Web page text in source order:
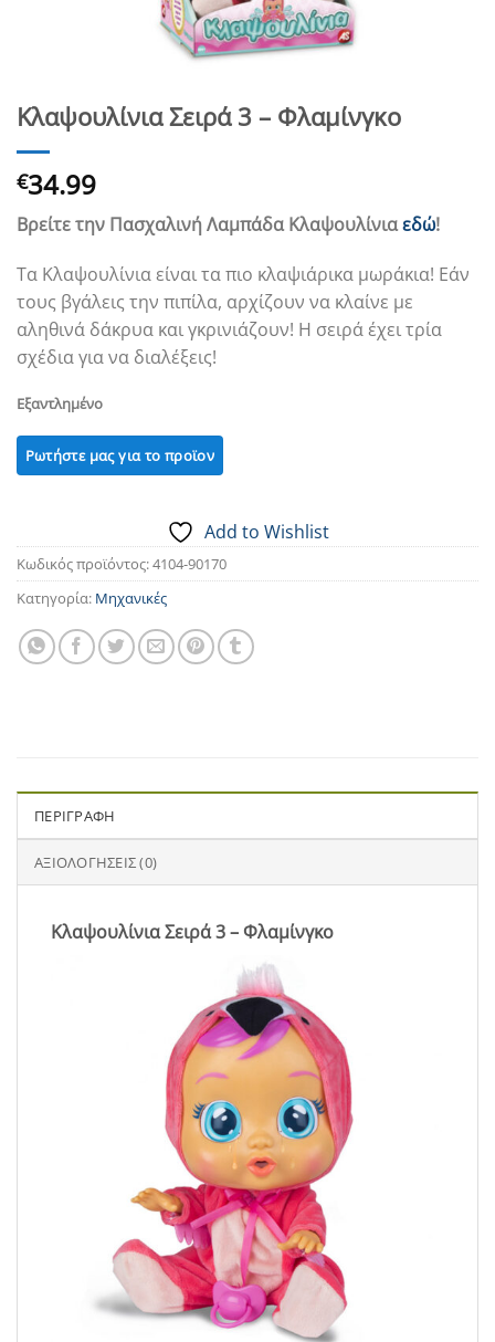
Κλαψουλίνια Σειρά 3 – Φλαμίνγκο
€34.99
Βρείτε την Πασχαλινή Λαμπάδα Κλαψουλίνιαεδώ!
Τα Κλαψουλίνια είναι τα πιο κλαψιάρικα μωράκια! Εάν
τους βγάλεις την πιπίλα, αρχίζουν να κλαίνε με
αληθινά δάκρυα και γκρινιάζουν! Η σειρά έχει τρία
σχέδια για να διαλέξεις!
Εξαντλημένο
Add to Wishlist
Κωδικός προϊόντος:4104-90170
Κατηγορία: Μηχανικές
ΠΕΡΙΓΡΑΦΉ
ΑΞΙΟΛΟΓΉΣΕΙΣ (0)
Κλαψουλίνια Σειρά 3 – Φλαμίνγκο